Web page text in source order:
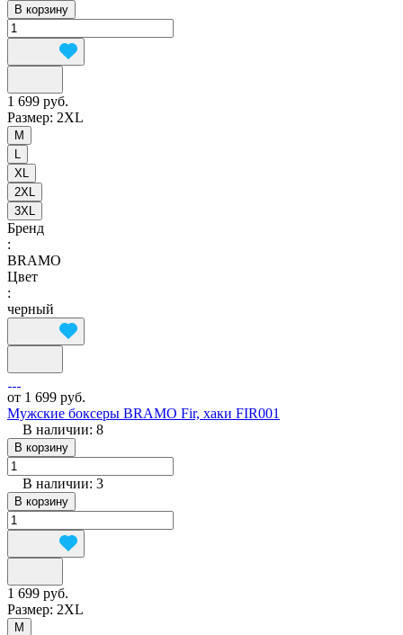
В корзину
1 699 руб.
Размер: 2XL
M
XL
2XL
3XL
Бренд
:
BRAMO
Цвет
:
черный
от 1 699 руб.
Мужские боксеры BRAMO Fir, хаки FIR001
В наличии: 8
В корзину
В наличии: 3
В корзину
1 699 руб.
Размер: 2XL
M